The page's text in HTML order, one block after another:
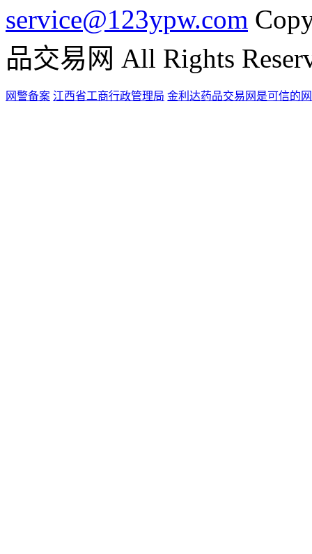
service@123ypw.com
品交易网 All Rights
网警备案 江西省工商行政管理局 金利达药品交易网是可信的